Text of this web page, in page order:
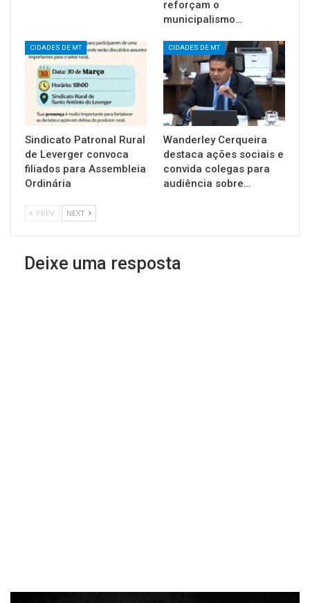
reforçam o
municipalismo…
CIDADES DE MT
Sindicato Patronal Rural
de Leverger convoca
filiados para Assembleia
Ordinária
CIDADES DE MT
Wanderley Cerqueira
destaca ações sociais e
convida colegas para
audiência sobre…
PREV NEXT
Deixe uma resposta